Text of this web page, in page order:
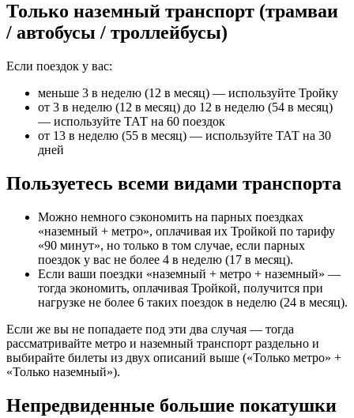
Только наземный транспорт (трамваи
/ автобусы / троллейбусы)
Если поездок у вас:
меньше 3 в неделю (12 в месяц) — используйте Тройку
от 3 в неделю (12 в месяц) до 12 в неделю (54 в месяц)
— используйте ТАТ на 60 поездок
от 13 в неделю (55 в месяц) — используйте ТАТ на 30
дней
Пользуетесь всеми видами транспорта
Можно немного сэкономить на парных поездках
«наземный + метро», оплачивая их Тройкой по тарифу
«90 минут», но только в том случае, если парных
поездок у вас не более 4 в неделю (17 в месяц).
Если ваши поездки «наземный + метро + наземный» —
тогда экономить, оплачивая Тройкой, получится при
нагрузке не более 6 таких поездок в неделю (24 в месяц).
Если же вы не попадаете под эти два случая — тогда
рассматривайте метро и наземный транспорт раздельно и
выбирайте билеты из двух описаний выше («Только метро» +
«Только наземный»).
Непредвиденные большие покатушки